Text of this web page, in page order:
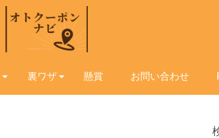
裏ワザ 懸賞 お問い合わせ